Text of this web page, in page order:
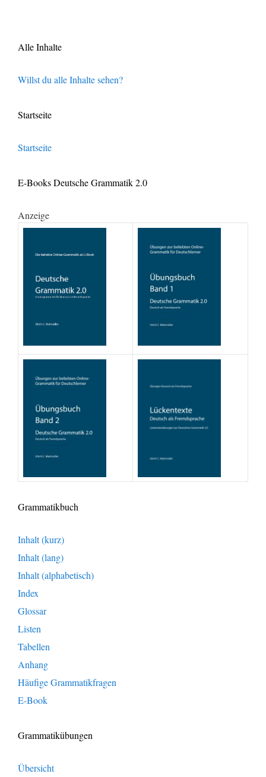
Alle Inhalte
Willst du alle Inhalte sehen?
Startseite
Startseite
E-Books Deutsche Grammatik 2.0
Anzeige
Grammatikbuch
Inhalt (kurz)
Inhalt (lang)
Inhalt (alphabetisch)
Index
Glossar
Listen
Tabellen
Anhang
Häufige Grammatikfragen
E-Book
Grammatikübungen
Übersicht